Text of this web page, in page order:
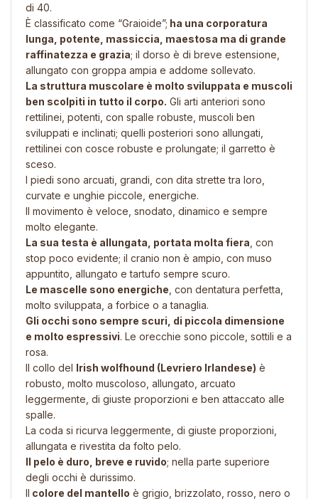
di 40.
È classificato come “Graioide”; ha una corporatura
lunga, potente, massiccia, maestosa ma di grande
raffinatezza e grazia; il dorso è di breve estensione,
allungato con groppa ampia e addome sollevato.
La struttura muscolare è molto sviluppata e muscoli
ben scolpiti in tutto il corpo. Gli arti anteriori sono
rettilinei, potenti, con spalle robuste, muscoli ben
sviluppati e inclinati; quelli posteriori sono allungati,
rettilinei con cosce robuste e prolungate; il garretto è
sceso.
I piedi sono arcuati, grandi, con dita strette tra loro,
curvate e unghie piccole, energiche.
Il movimento è veloce, snodato, dinamico e sempre
molto elegante.
La sua testa è allungata, portata molta fiera , con
stop poco evidente; il cranio non è ampio, con muso
appuntito, allungato e tartufo sempre scuro.
Le mascelle sono energiche , con dentatura perfetta,
molto sviluppata, a forbice o a tanaglia.
Gli occhi sono sempre scuri, di piccola dimensione
e molto espressivi. Le orecchie sono piccole, sottili e a
rosa.
Il collo del Irish wolfhound (Levriero Irlandese) è
robusto, molto muscoloso, allungato, arcuato
leggermente, di giuste proporzioni e ben attaccato alle
spalle.
La coda si ricurva leggermente, di giuste proporzioni,
allungata e rivestita da folto pelo.
Il pelo è duro, breve e ruvido; nella parte superiore
degli occhi è durissimo.
Il colore del mantello è grigio, brizzolato, rosso, nero o